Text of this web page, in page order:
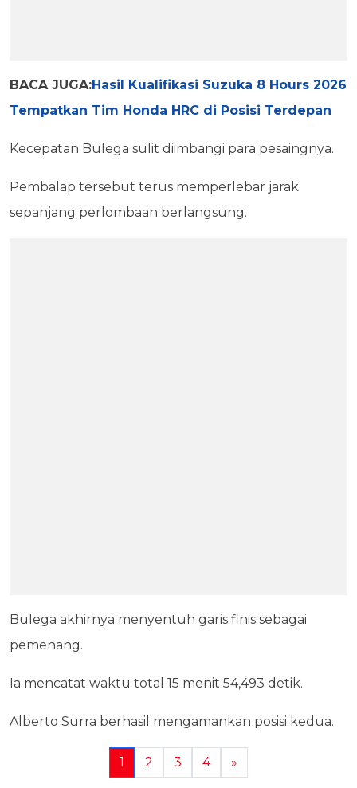
BACA JUGA:Hasil Kualifikasi Suzuka 8 Hours 2026
Tempatkan Tim Honda HRC di Posisi Terdepan
Kecepatan Bulega sulit diimbangi para pesaingnya.
Pembalap tersebut terus memperlebar jarak
sepanjang perlombaan berlangsung.
Bulega akhirnya menyentuh garis finis sebagai
pemenang.
Ia mencatat waktu total 15 menit 54,493 detik.
Alberto Surra berhasil mengamankan posisi kedua.
1 2 3 4 »